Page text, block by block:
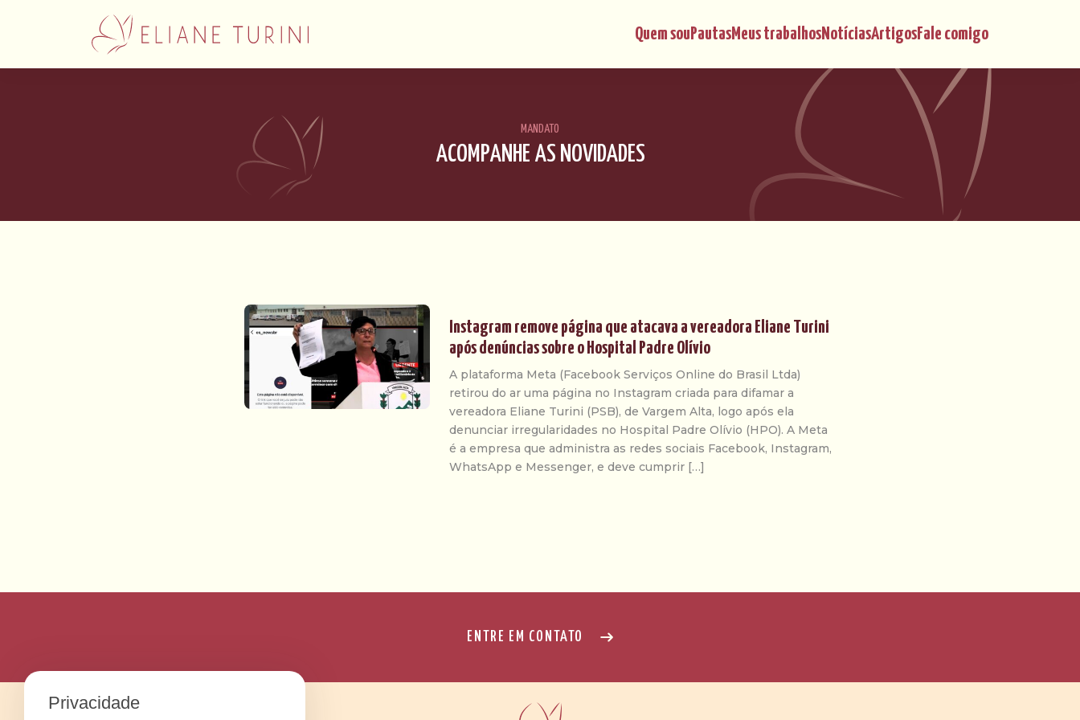
Quem sou PautasMeus trabalhosNotíciasArtigosFale comigo
MANDATO
ACOMPANHE AS NOVIDADES
Instagram remove página que atacava a vereadora Eliane Turini
após denúncias sobre o Hospital Padre Olívio
A plataforma Meta (Facebook Serviços Online do Brasil Ltda)
retirou do ar uma página no Instagram criada para difamar a
vereadora Eliane Turini (PSB), de Vargem Alta, logo após ela
denunciar irregularidades no Hospital Padre Olívio (HPO). A Meta
é a empresa que administra as redes sociais Facebook, Instagram,
WhatsApp e Messenger, e deve cumprir […]
ENTRE EM CONTATO
Privacidade